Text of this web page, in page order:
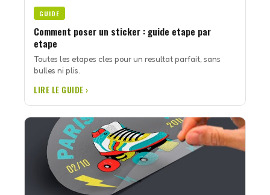
GUIDE
Comment poser un sticker : guide etape par
etape
Toutes les etapes cles pour un resultat parfait, sans
bulles ni plis.
LIRE LE GUIDE ›